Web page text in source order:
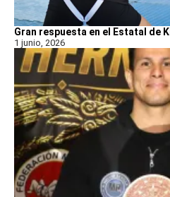
Gran respuesta en el Estatal de
1 junio, 2026